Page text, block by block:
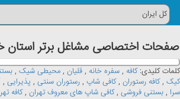
صفحات اختصاصی مشاغل برتر استان
کلمات کلیدی:کافه , سفره خانه , قلیان , محیطی شیک ,
کیک ,کافه رستوران ,کافی شاپ , رستوران سنتی , پذیرایی ,
سرا , بستنی فروشی ,کافی شاپ های معروف تهران ,کافه